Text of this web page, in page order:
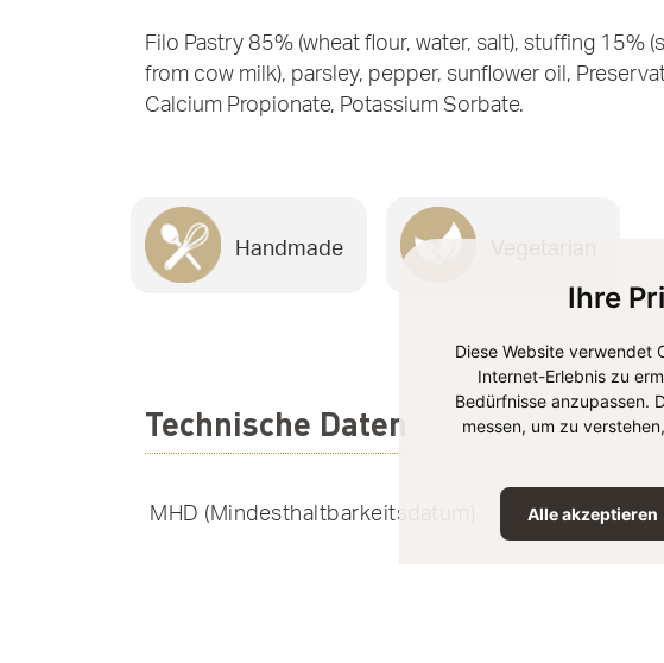
Ihre
Diese Website verwendet
Internet-Erlebnis zu
Bedürfnisse anzupassen.
messen, um zu
Alle akzeptieren
Filo Pastry 85% (wheat flour, water, salt), stuffing 15%
from cow milk), parsley, pepper, sunflower oil,
Calcium Propionate, Potassium Sorbate.
Handmade
Technische Daten
MHD (Mindesthaltbarkeitsdatum)